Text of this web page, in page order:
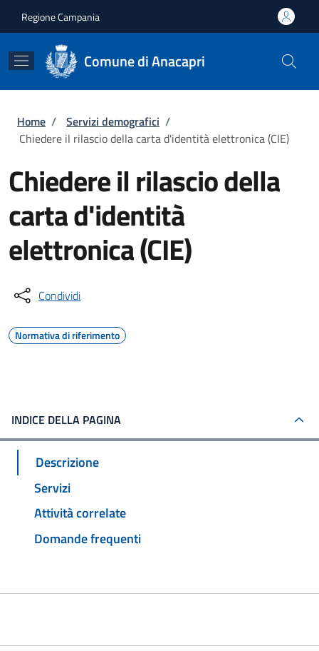
Regione Campania
Comune di Anacapri
Briciole di pane
Home / Servizi demografici /
Chiedere il rilascio della carta d'identità elettronica (CIE)
Chiedere il rilascio della
carta d'identità
elettronica (CIE)
Condividi
Normativa di riferimento
INDICE DELLA PAGINA
Descrizione
Servizi
Attività correlate
Domande frequenti